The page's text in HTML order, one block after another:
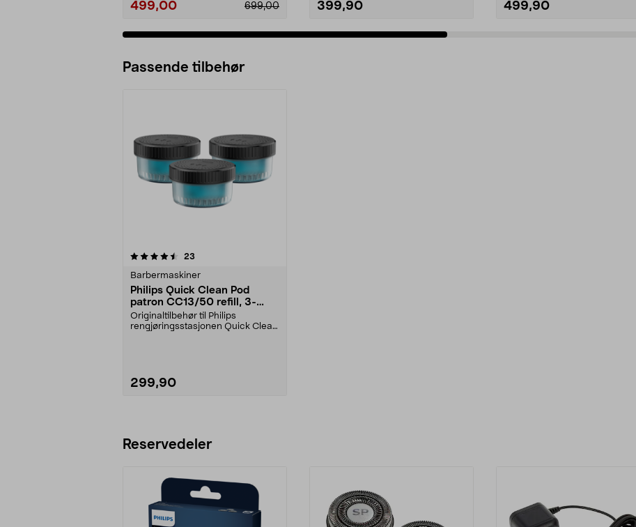
499,00 699,00 399,90 499,90
Passende tilbehør
23
Barbermaskiner
Philips Quick Clean Pod
patron CC13/50 refill, 3-
pakning
Originaltilbehør til Philips
rengjøringsstasjonen Quick Clean
299,90
Reservedeler